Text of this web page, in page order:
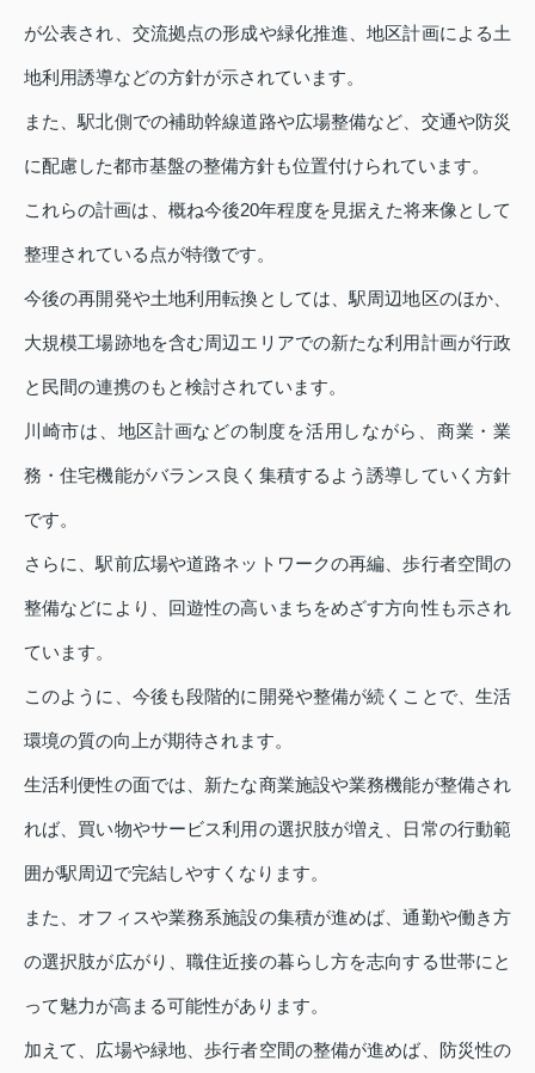
が公表され、交流拠点の形成や緑化推進、地区計画による土
地利用誘導などの方針が示されています。
また、駅北側での補助幹線道路や広場整備など、交通や防災
に配慮した都市基盤の整備方針も位置付けられています。
これらの計画は、概ね今後20年程度を見据えた将来像として
整理されている点が特徴です。
今後の再開発や土地利用転換としては、駅周辺地区のほか、
大規模工場跡地を含む周辺エリアでの新たな利用計画が行政
と民間の連携のもと検討されています。
川崎市は、地区計画などの制度を活用しながら、商業・業
務・住宅機能がバランス良く集積するよう誘導していく方針
です。
さらに、駅前広場や道路ネットワークの再編、歩行者空間の
整備などにより、回遊性の高いまちをめざす方向性も示され
ています。
このように、今後も段階的に開発や整備が続くことで、生活
環境の質の向上が期待されます。
生活利便性の面では、新たな商業施設や業務機能が整備され
れば、買い物やサービス利用の選択肢が増え、日常の行動範
囲が駅周辺で完結しやすくなります。
また、オフィスや業務系施設の集積が進めば、通勤や働き方
の選択肢が広がり、職住近接の暮らし方を志向する世帯にと
って魅力が高まる可能性があります。
加えて、広場や緑地、歩行者空間の整備が進めば、防災性の